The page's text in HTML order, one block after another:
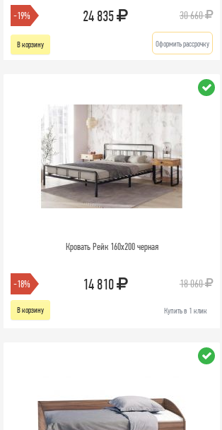
-19% 24 835 30 660
В корзину Оформить рассрочку
Кровать Рейк 160х200 черная
-18% 14 810 18 060
В корзину Купить в 1 клик